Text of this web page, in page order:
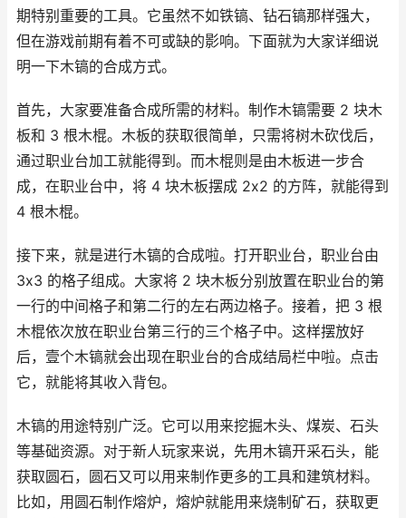
期特别重要的工具。它虽然不如铁镐、钻石镐那样强大，
但在游戏前期有着不可或缺的影响。下面就为大家详细说
明一下木镐的合成方式。
首先，大家要准备合成所需的材料。制作木镐需要 2 块木
板和 3 根木棍。木板的获取很简单，只需将树木砍伐后，
通过职业台加工就能得到。而木棍则是由木板进一步合
成，在职业台中，将 4 块木板摆成 2x2 的方阵，就能得到
4 根木棍。
接下来，就是进行木镐的合成啦。打开职业台，职业台由
3x3 的格子组成。大家将 2 块木板分别放置在职业台的第
一行的中间格子和第二行的左右两边格子。接着，把 3 根
木棍依次放在职业台第三行的三个格子中。这样摆放好
后，壹个木镐就会出现在职业台的合成结局栏中啦。点击
它，就能将其收入背包。
木镐的用途特别广泛。它可以用来挖掘木头、煤炭、石头
等基础资源。对于新人玩家来说，先用木镐开采石头，能
获取圆石，圆石又可以用来制作更多的工具和建筑材料。
比如，用圆石制作熔炉，熔炉就能用来烧制矿石，获取更